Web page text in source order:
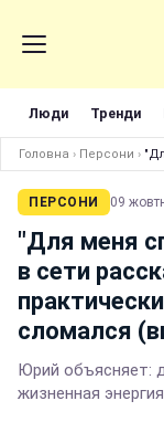
Люди Тренди
Головна › Персони ›
ПЕРСОНИ 09
"Для меня
в сети
сломался
Юрий объясняет:
жизненная энергия